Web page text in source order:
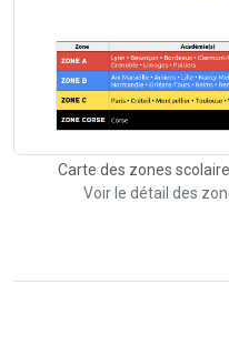
Carte des zones
Voir le détail des